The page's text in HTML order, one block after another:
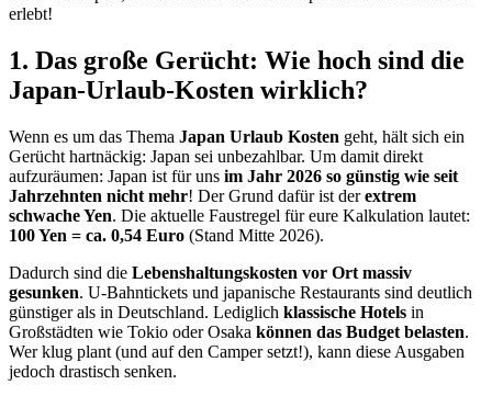
erlebt!
1. Das große Gerücht: Wie hoch sind die
Japan-Urlaub-Kosten wirklich?
Wenn es um das Thema Japan Urlaub Kosten geht, hält sich ein
Gerücht hartnäckig: Japan sei unbezahlbar. Um damit direkt
aufzuräumen: Japan ist für uns im Jahr 2026 so günstig wie seit
Jahrzehnten nicht mehr! Der Grund dafür ist derextrem
schwache Yen. Die aktuelle Faustregel für eure Kalkulation lautet:
100 Yen = ca. 0,54 Euro (Stand Mitte 2026).
Dadurch sind die Lebenshaltungskosten vor Ort massiv
gesunken. U-Bahntickets und japanische Restaurants sind deutlich
günstiger als in Deutschland. Lediglich klassische Hotels in
Großstädten wie Tokio oder Osaka können das Budget belasten.
Wer klug plant (und auf den Camper setzt!), kann diese Ausgaben
jedoch drastisch senken.